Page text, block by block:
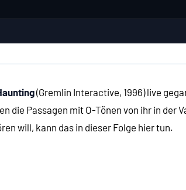
(Gremlin Interactive, 1996) live
die Passagen mit O-Tönen von ihr in
will, kann das in dieser Folge hier tun.